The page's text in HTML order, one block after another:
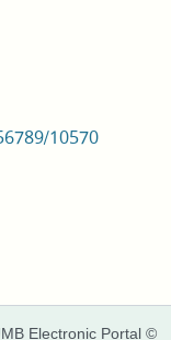
10570
Electronic Portal ©